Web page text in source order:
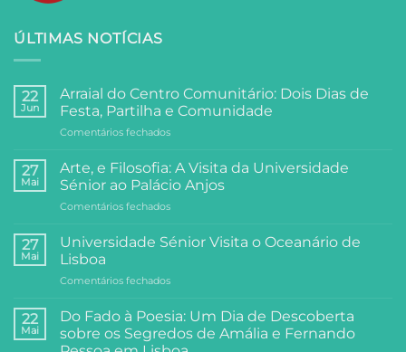
ÚLTIMAS NOTÍCIAS
22
Jun
Arraial do Centro Comunitário: Dois Dias de
Festa, Partilha e Comunidade
Comentários fechadosem
do
Centro
Comunitário:
Dois
de
e
27
Mai
Arte, e Filosofia: A Visita da Universidade
Sénior ao Palácio Anjos
Comentários fechadosem
e
Visita
Universidade
Sénior
27
Mai
Universidade Sénior Visita o Oceanário de
Lisboa
Comentários fechadosem
Sénior
Visita
o
22
Mai
Do Fado à Poesia: Um Dia de Descoberta
sobre os Segredos de Amália e Fernando